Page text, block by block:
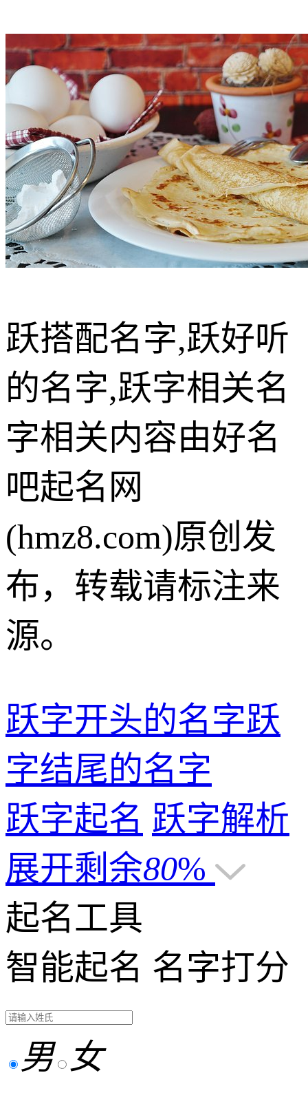
跃搭配名字,跃好听
的名字,跃字相关名
字相关内容由好名
吧起名网
(hmz8.com)原创发
布，转载请标注来
源。
跃字开头的名字跃
字结尾的名字
跃字起名 跃字解析
展开剩余80%
起名工具
智能起名 名字打分
男 女